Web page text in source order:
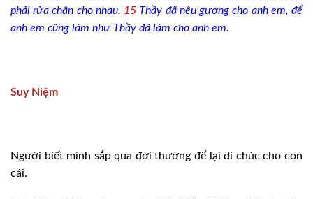
phải rửa chân cho nhau. 15 Thầy đã nêu gương cho anh em, để
anh em cũng làm như Thầy đã làm cho anh em.
Suy Niệm
Người biết mình sắp qua đời thường để lại di chúc cho con
cái.